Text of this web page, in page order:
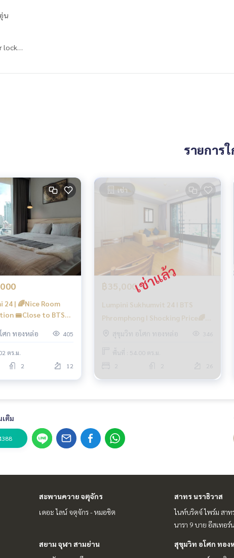
น
lock
Grande Sukhumvit Hotel
Sukhumvit Bangkok Hotel
งราษฎร์
เวช
นครินทรวิโรฒ
วิทยาลัย
900 M
#sukhumvitcondo #phromphongcondo #phromphonghouse
#highfloorcondo #niceviewcondo
รายการ
24 | 🌈Nice Room
🚝Close to BTS
ศก ทองหล่อ
405
ตร.ม.
2 12
เช่า
฿35,000
Lumpini Sukhumvit 24 I BTS
Phromphong I Shocking Price🌈
The Best in Market Right Now! 🌈
สุขุมวิท อโศก ทองหล่อ 346
พื้นที่ : 54.00 ตร.ม.
26
ติม
สะพานควาย จตุจักร
เดอะ ไลน์ จตุจักร - หมอชิต
สาทร นราธิวาส
ไนท์บริดจ์ ไพร์ม สาท
นารา 9 บาย อีสเทอร์
สยาม จุฬา สามย่าน
สุขุมวิท อโศก ทอง